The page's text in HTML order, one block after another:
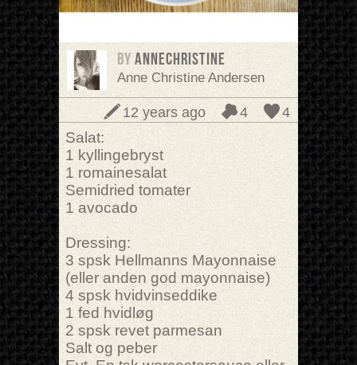
BY Annechristine
Anne Christine Andersen
4
4
12 years ago
Salat:
1 kyllingebryst
1 romainesalat
Semidried tomater
1 avocado
Dressing:
3 spsk Hellmanns Mayonnaise
(eller anden god mayonnaise)
4 spsk hvidvinseddike
1 fed hvidløg
2 spsk revet parmesan
Salt og peber